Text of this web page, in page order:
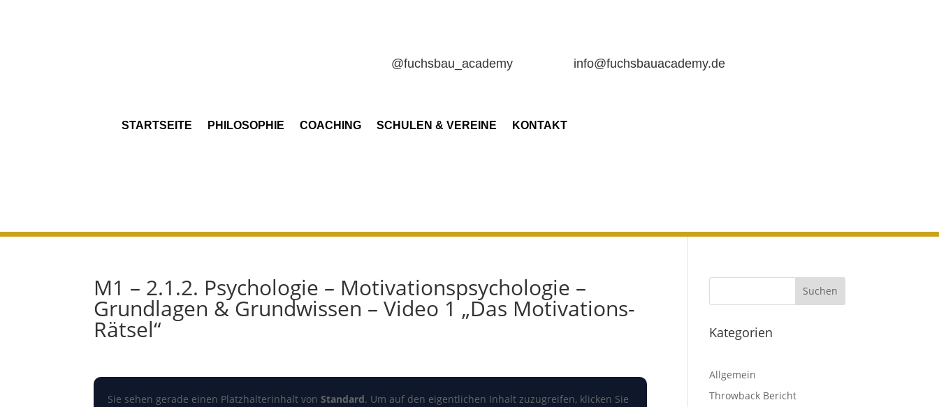
@fuchsbau_academy info@fuchsbauacademy.de
STARTSEITE PHILOSOPHIE COACHING SCHULEN & VEREINE KONTAKT
M1 – 2.1.2. Psychologie – Motivationspsychologie –
Grundlagen & Grundwissen – Video 1 „Das Motivations-
Rätsel“
Sie sehen gerade einen Platzhalterinhalt vonStandard. Um auf den eigentlichen Inhalt zuzugreifen, klicken Sie
Kategorien
Allgemein
Throwback Bericht